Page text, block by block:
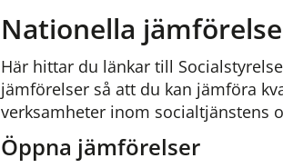
Nationella
Här hittar du länkar till
jämförelser så att du kan jämföra
verksamheter inom socialtjänstens
Öppna jämförelser